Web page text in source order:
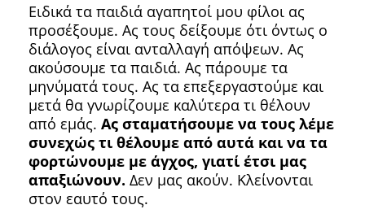
Ειδικά τα παιδιά αγαπητοί μου φίλοι ας
προσέξουμε. Ας τους δείξουμε ότι όντως ο
διάλογος είναι ανταλλαγή απόψεων. Ας
ακούσουμε τα παιδιά. Ας πάρουμε τα
μηνύματά τους. Ας τα επεξεργαστούμε και
μετά θα γνωρίζουμε καλύτερα τι θέλουν
από εμάς. Ας σταματήσουμε να τους λέμε
συνεχώς τι θέλουμε από αυτά και να τα
φορτώνουμε με άγχος, γιατί έτσι μας
απαξιώνουν. Δεν μας ακούν. Κλείνονται
στον εαυτό τους.